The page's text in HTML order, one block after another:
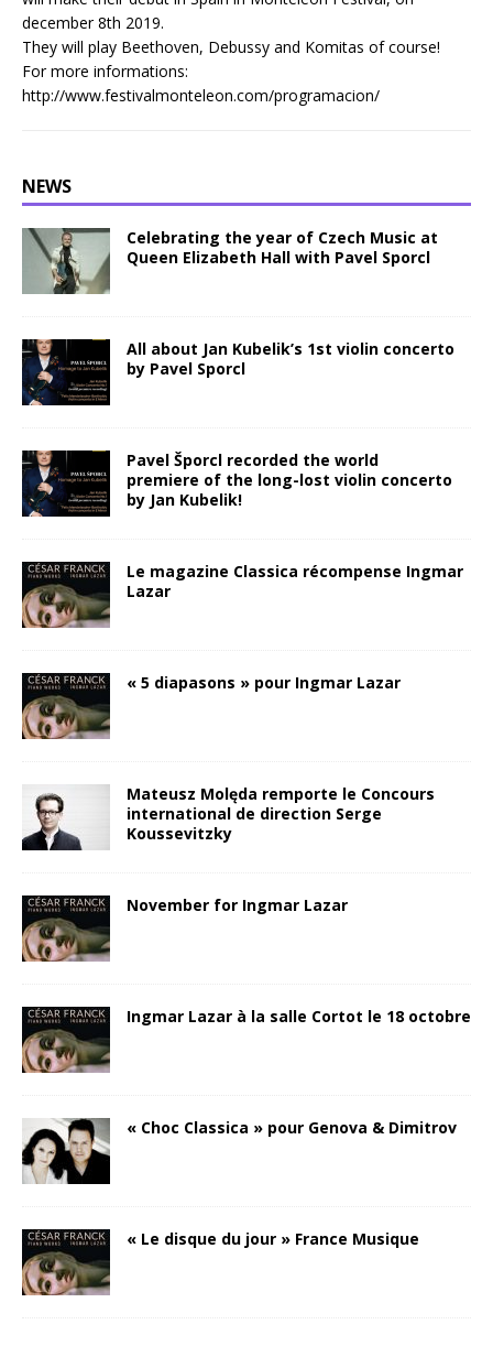
december 8th 2019.
They will play Beethoven, Debussy and Komitas of course!
For more informations:
http://www.festivalmonteleon.com/programacion/
NEWS
Celebrating the year of Czech Music at
Queen Elizabeth Hall with Pavel Sporcl
All about Jan Kubelik’s 1st violin concerto
by Pavel Sporcl
Pavel Šporcl recorded the world
premiere of the long-lost violin concerto
by Jan Kubelik!
Le magazine Classica récompense Ingmar
Lazar
« 5 diapasons » pour Ingmar Lazar
Mateusz Molęda remporte le Concours
international de direction Serge
Koussevitzky
November for Ingmar Lazar
Ingmar Lazar à la salle Cortot le 18 octobre
« Choc Classica » pour Genova & Dimitrov
« Le disque du jour » France Musique